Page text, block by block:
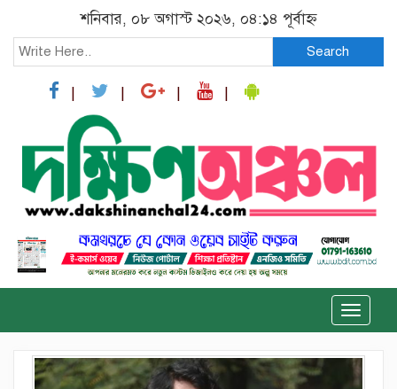
শনিবার, ০৮ অগাস্ট ২০২৬, ০৪:১৪ পূর্বাহ্ন
Search
Toggle